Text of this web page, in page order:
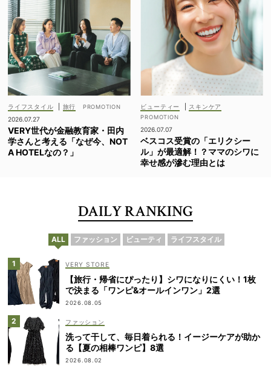
ライフスタイル
旅行
2026.07.27
VERY世代が金融教育家・田内
学さんと考える「なぜ今、NOT
A HOTELなの？」
ビューティー スキンケア
2026.07.07
ベスコス受賞の「エリクシー
ル」が最適解！？ママのシワに
幸せ感が滲む理由とは
DAILY RANKING
ALL ファッション ビューティ ライフスタイル
VERY STORE
【旅行・帰省にぴったり】シワになりにくい！1枚
で決まる「ワンピ&オールインワン」2選
2026.08.05
ファッション
洗って干して、毎日着られる！イージーケアが助か
る【夏の相棒ワンピ】8選
2026.08.02